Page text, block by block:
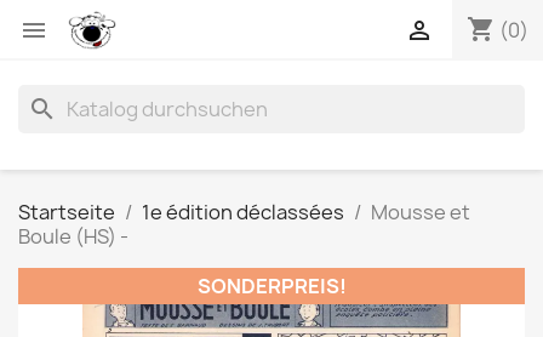
 shopping_cart (0)

search
Startseite 1e édition déclassées
Mousse et
Boule (HS) -
SONDERPREIS!